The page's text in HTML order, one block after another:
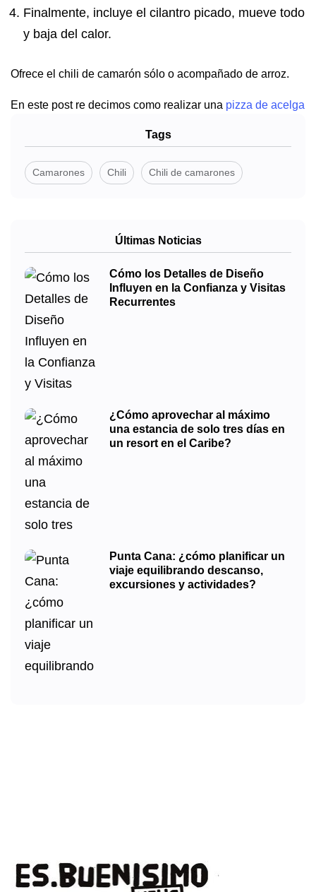
Finalmente, incluye el cilantro picado, mueve todo
y baja del calor.
Ofrece el chili de camarón sólo o acompañado de arroz.
En este post re decimos como realizar una pizza de acelga
Tags
Camarones Chili Chili de camarones
Últimas Noticias
Cómo los Detalles de Diseño
Influyen en la Confianza y Visitas
Recurrentes
¿Cómo aprovechar al máximo
una estancia de solo tres días en
un resort en el Caribe?
Punta Cana: ¿cómo planificar un
viaje equilibrando descanso,
excursiones y actividades?